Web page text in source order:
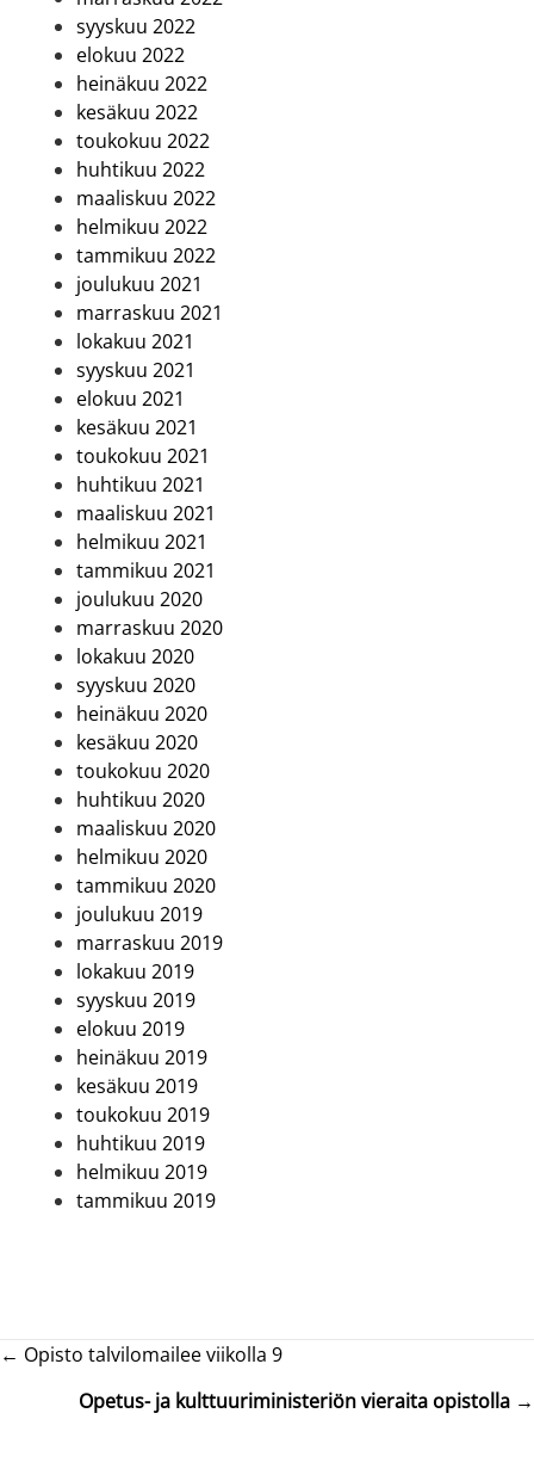
syyskuu 2022
elokuu 2022
heinäkuu 2022
kesäkuu 2022
toukokuu 2022
huhtikuu 2022
maaliskuu 2022
helmikuu 2022
tammikuu 2022
joulukuu 2021
marraskuu 2021
lokakuu 2021
syyskuu 2021
elokuu 2021
kesäkuu 2021
toukokuu 2021
huhtikuu 2021
maaliskuu 2021
helmikuu 2021
tammikuu 2021
joulukuu 2020
marraskuu 2020
lokakuu 2020
syyskuu 2020
heinäkuu 2020
kesäkuu 2020
toukokuu 2020
huhtikuu 2020
maaliskuu 2020
helmikuu 2020
tammikuu 2020
joulukuu 2019
marraskuu 2019
lokakuu 2019
syyskuu 2019
elokuu 2019
heinäkuu 2019
kesäkuu 2019
toukokuu 2019
huhtikuu 2019
helmikuu 2019
tammikuu 2019
Posts
navigation
← Opisto talvilomailee viikolla 9
Opetus- ja kulttuuriministeriön vieraita opistolla →